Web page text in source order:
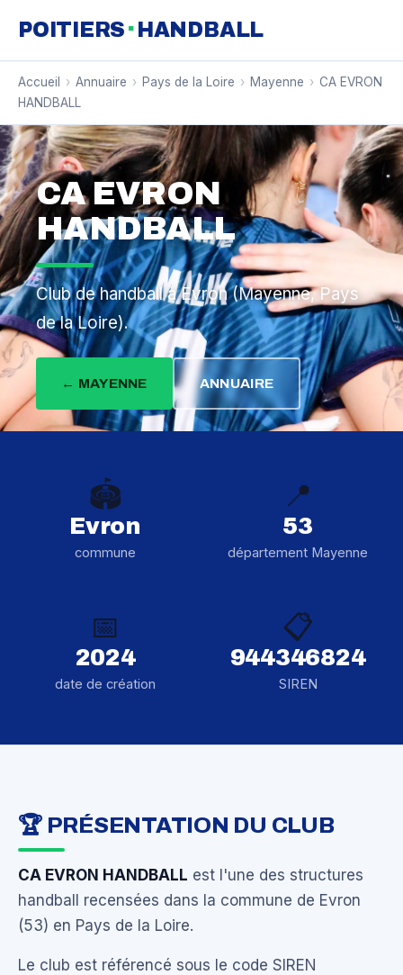
POITIERS · HANDBALL
Accueil › Annuaire › Pays de la Loire › Mayenne › CA EVRON
HANDBALL
CA EVRON
HANDBALL
Club de handball à Evron (Mayenne, Pays
de la Loire).
← MAYENNE ANNUAIRE
🏟️
Evron
commune
📍
53
département Mayenne
📅
2024
date de création
📋
944346824
SIREN
🏆 PRÉSENTATION DU CLUB
CA EVRON HANDBALL est l'une des structures
handball recensées dans la commune de Evron
(53) en Pays de la Loire.
Le club est référencé sous le code SIREN